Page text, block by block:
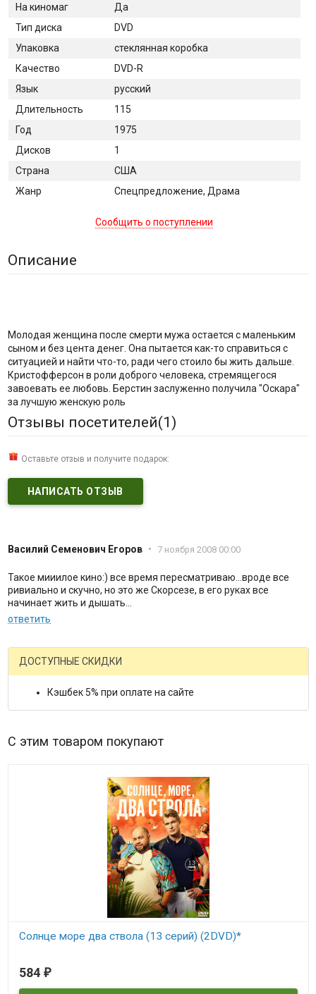
На киномаг
Да
Тип диска
DVD
Упаковка
стеклянная коробка
Качество
DVD-R
Язык
русский
Длительность
115
Год
1975
Дисков
1
Страна
США
Жанр
Спецпредложение, Драма
Сообщить о поступлении
Описание
Молодая женщина после смерти мужа остается с маленьким
сыном и без цента денег. Она пытается как-то справиться с
ситуацией и найти что-то, ради чего стоило бы жить дальше.
Кристофферсон в роли доброго человека, стремящегося
завоевать ее любовь. Берстин заслуженно получила "Оскара"
за лучшую женскую роль
Отзывы посетителей(1)
Оставьте отзыв и получите подарок:
НАПИСАТЬ ОТЗЫВ
Василий Семенович Егоров • 7 ноября 2008 00:00
Такое мииилое кино:) все время пересматриваю...вроде все
ривиально и скучно, но это же Скорсезе, в его руках все
начинает жить и дышать...
ответить
ДОСТУПНЫЕ СКИДКИ
Кэшбек 5% при оплате на сайте
С этим товаром покупают
Солнце море два ствола (13 серий) (2DVD)*
584 ₽